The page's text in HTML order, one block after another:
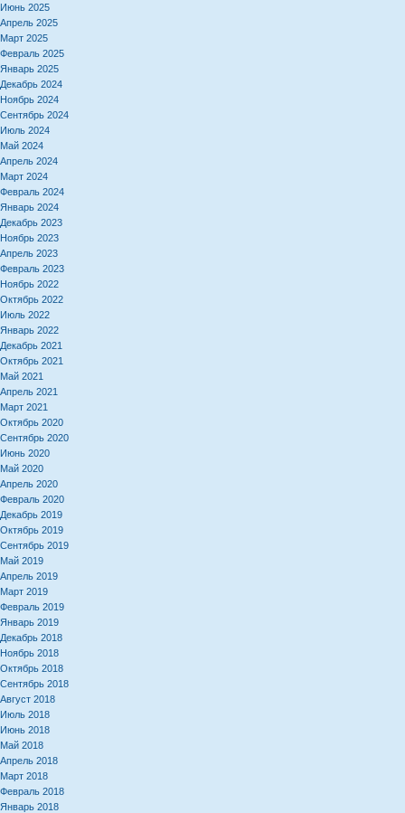
Июнь 2025
Апрель 2025
Март 2025
Февраль 2025
Январь 2025
Декабрь 2024
Ноябрь 2024
Сентябрь 2024
Июль 2024
Май 2024
Апрель 2024
Март 2024
Февраль 2024
Январь 2024
Декабрь 2023
Ноябрь 2023
Апрель 2023
Февраль 2023
Ноябрь 2022
Октябрь 2022
Июль 2022
Январь 2022
Декабрь 2021
Октябрь 2021
Май 2021
Апрель 2021
Март 2021
Октябрь 2020
Сентябрь 2020
Июнь 2020
Май 2020
Апрель 2020
Февраль 2020
Декабрь 2019
Октябрь 2019
Сентябрь 2019
Май 2019
Апрель 2019
Март 2019
Февраль 2019
Январь 2019
Декабрь 2018
Ноябрь 2018
Октябрь 2018
Сентябрь 2018
Август 2018
Июль 2018
Июнь 2018
Май 2018
Апрель 2018
Март 2018
Февраль 2018
Январь 2018